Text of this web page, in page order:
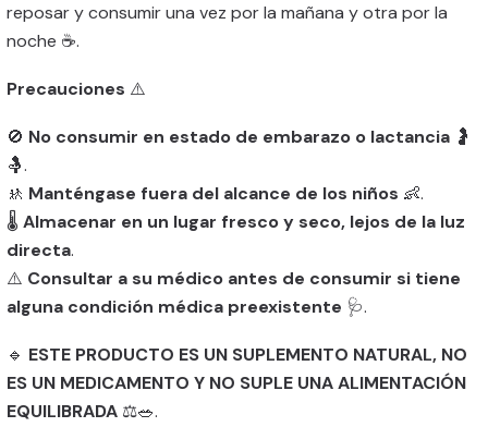
reposar y consumir una vez por la mañana y otra por la
noche ☕.
Precauciones ⚠️
🚫 No consumir en estado de embarazo o lactancia 🤰
🤱.
🚸 Manténgase fuera del alcance de los niños 👶.
🌡️ Almacenar en un lugar fresco y seco, lejos de la luz
directa.
⚠️ Consultar a su médico antes de consumir si tiene
alguna condición médica preexistente 🩺.
🔹 ESTE PRODUCTO ES UN SUPLEMENTO NATURAL, NO
ES UN MEDICAMENTO Y NO SUPLE UNA ALIMENTACIÓN
EQUILIBRADA ⚖️🥗.